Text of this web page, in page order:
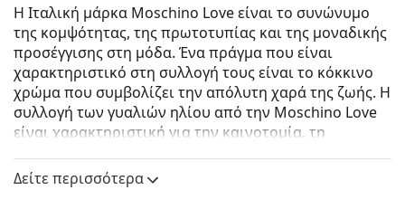
Η Ιταλική μάρκα Moschino Love είναι το συνώνυμο
της κομψότητας, της πρωτοτυπίας και της μοναδικής
προσέγγισης στη μόδα. Ένα πράγμα που είναι
χαρακτηριστικό στη συλλογή τους είναι το κόκκινο
χρώμα που συμβολίζει την απόλυτη χαρά της ζωής. Η
συλλογή των γυαλιών ηλίου από την Moschino Love
είναι χαρακτηριστική για την καινοτομία, τη
παρουσία τους.
Δείτε περισσότερα